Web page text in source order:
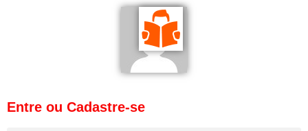
Entre ou Cadastre-se